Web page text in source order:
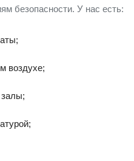
безопасности. У нас есть:
воздухе;